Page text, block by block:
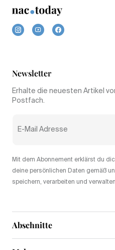
Abschnitte
Newsletter
Erhalte die neuesten Artikel
Postfach.
Mit dem Abonnement erklärst du
deine persönlichen Daten gemäß
speichern, verarbeiten und